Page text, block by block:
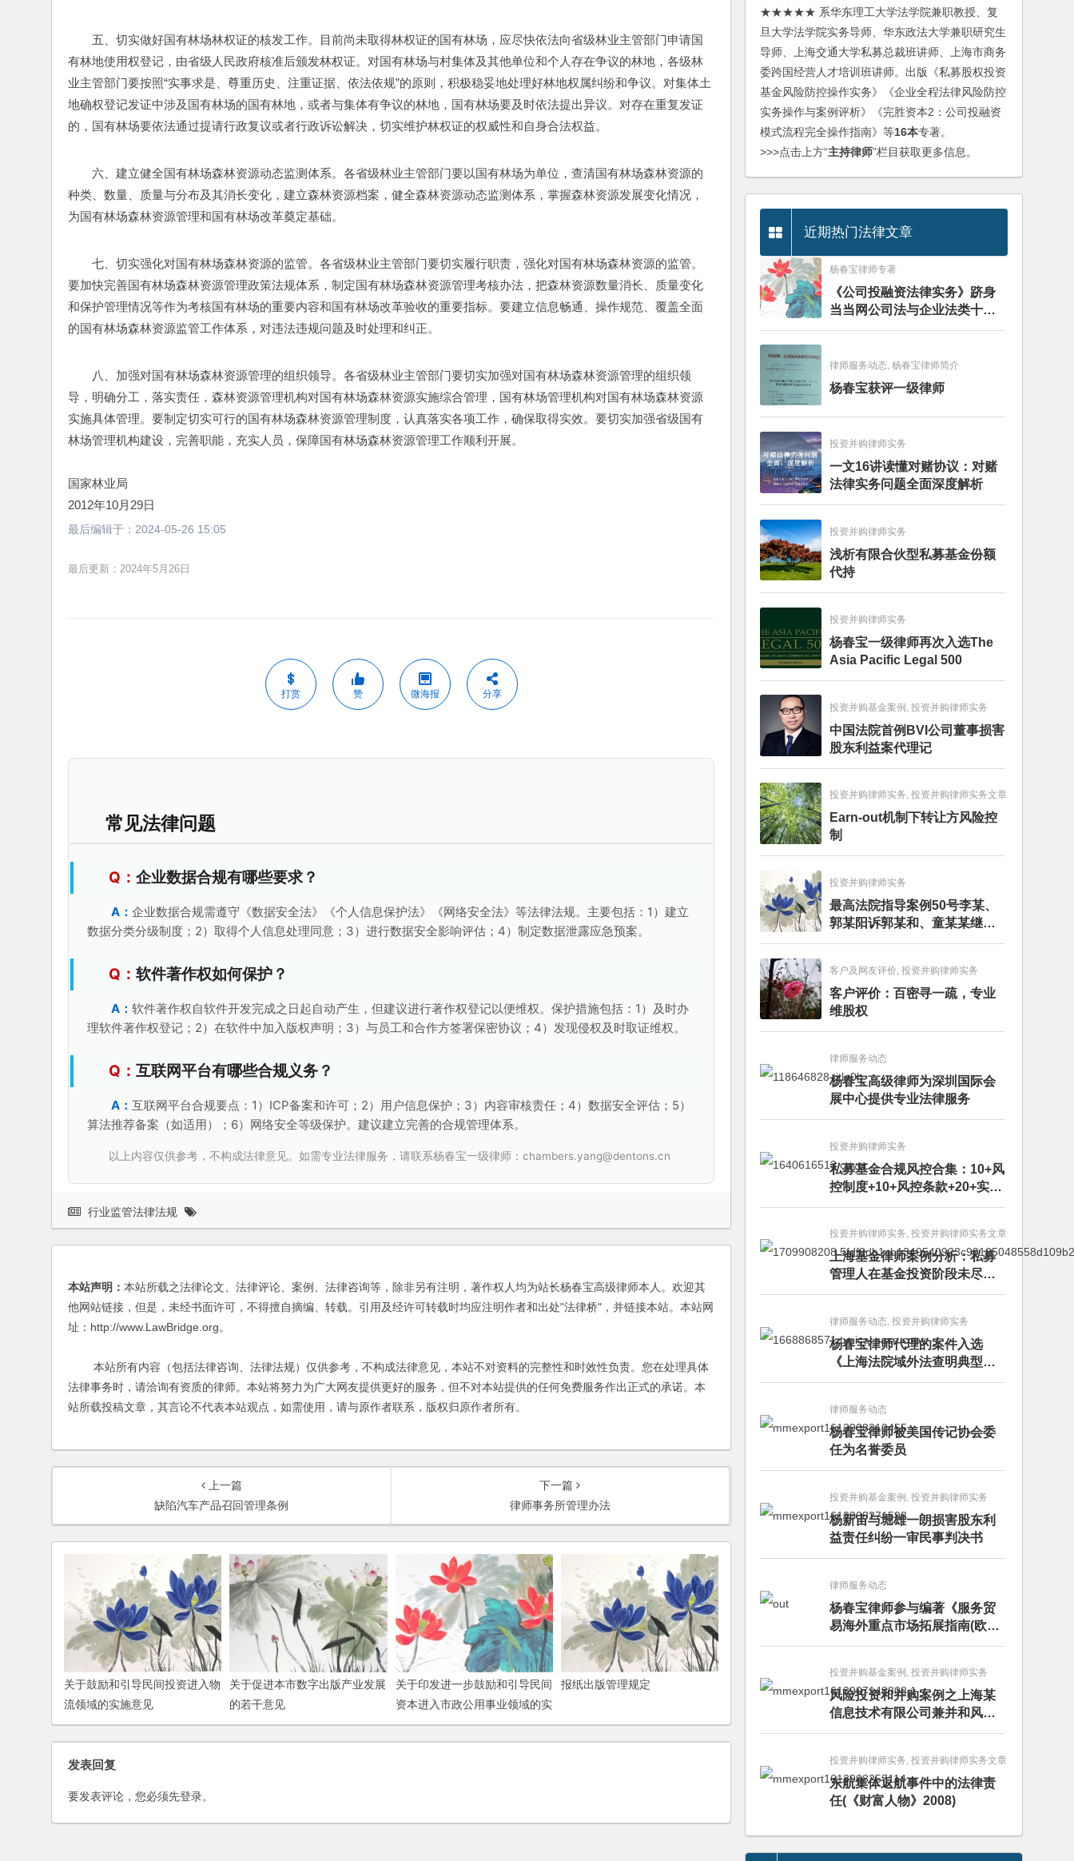
五、切实做好国有林场林权证的核发工作。目前尚未取得林权证的国有林场，应尽快依法向省级林业主管部门申请国
有林地使用权登记，由省级人民政府核准后颁发林权证。对国有林场与村集体及其他单位和个人存在争议的林地，各级林
业主管部门要按照“实事求是、尊重历史、注重证据、依法依规”的原则，积极稳妥地处理好林地权属纠纷和争议。对集体土
地确权登记发证中涉及国有林场的国有林地，或者与集体有争议的林地，国有林场要及时依法提出异议。对存在重复发证
的，国有林场要依法通过提请行政复议或者行政诉讼解决，切实维护林权证的权威性和自身合法权益。
六、建立健全国有林场森林资源动态监测体系。各省级林业主管部门要以国有林场为单位，查清国有林场森林资源的
种类、数量、质量与分布及其消长变化，建立森林资源档案，健全森林资源动态监测体系，掌握森林资源发展变化情况，
为国有林场森林资源管理和国有林场改革奠定基础。
七、切实强化对国有林场森林资源的监管。各省级林业主管部门要切实履行职责，强化对国有林场森林资源的监管。
要加快完善国有林场森林资源管理政策法规体系，制定国有林场森林资源管理考核办法，把森林资源数量消长、质量变化
和保护管理情况等作为考核国有林场的重要内容和国有林场改革验收的重要指标。要建立信息畅通、操作规范、覆盖全面
的国有林场森林资源监管工作体系，对违法违规问题及时处理和纠正。
八、加强对国有林场森林资源管理的组织领导。各省级林业主管部门要切实加强对国有林场森林资源管理的组织领
导，明确分工，落实责任，森林资源管理机构对国有林场森林资源实施综合管理，国有林场管理机构对国有林场森林资源
实施具体管理。要制定切实可行的国有林场森林资源管理制度，认真落实各项工作，确保取得实效。要切实加强省级国有
林场管理机构建设，完善职能，充实人员，保障国有林场森林资源管理工作顺利开展。
国家林业局
2012年10月29日
最后编辑于： 2024-05-26 15:05
最后更新：2024年5月26日
打赏 赞 微海报 分享
常见法律问题
企业数据合规有哪些要求？
企业数据合规需遵守《数据安全法》《个人信息保护法》《网络安全法》等法律法规。主要包括：1）建立
数据分类分级制度；2）取得个人信息处理同意；3）进行数据安全影响评估；4）制定数据泄露应急预案。
软件著作权如何保护？
软件著作权自软件开发完成之日起自动产生，但建议进行著作权登记以便维权。保护措施包括：1）及时办
理软件著作权登记；2）在软件中加入版权声明；3）与员工和合作方签署保密协议；4）发现侵权及时取证维权。
互联网平台有哪些合规义务？
互联网平台合规要点：1）ICP备案和许可；2）用户信息保护；3）内容审核责任；4）数据安全评估；5）
算法推荐备案（如适用）；6）网络安全等级保护。建议建立完善的合规管理体系。
以上内容仅供参考，不构成法律意见。如需专业法律服务，请联系杨春宝一级律师：chambers.yang@dentons.cn
行业监管法律法规
本站声明： 本站所载之法律论文、法律评论、案例、法律咨询等，除非另有注明，著作权人均为站长杨春宝高级律师本人。欢迎其
他网站链接，但是，未经书面许可，不得擅自摘编、转载。引用及经许可转载时均应注明作者和出处"法律桥"，并链接本站。本站网
址：http://www.LawBridge.org。
本站所有内容（包括法律咨询、法律法规）仅供参考，不构成法律意见，本站不对资料的完整性和时效性负责。您在处理具体
法律事务时，请洽询有资质的律师。本站将努力为广大网友提供更好的服务，但不对本站提供的任何免费服务作出正式的承诺。本
站所载投稿文章，其言论不代表本站观点，如需使用，请与原作者联系，版权归原作者所有。
上一篇
缺陷汽车产品召回管理条例
下一篇
律师事务所管理办法
关于鼓励和引导民间投资进入物
流领域的实施意见
关于促进本市数字出版产业发展
的若干意见
关于印发进一步鼓励和引导民间
资本进入市政公用事业领域的实
施意见的通知
报纸出版管理规定
发表回复
要发表评论，您必须先登录。
★★★★★ 系华东理工大学法学院兼职教授、复
旦大学法学院实务导师、华东政法大学兼职研究生
导师、上海交通大学私募总裁班讲师、上海市商务
委跨国经营人才培训班讲师。出版《私募股权投资
基金风险防控操作实务》《企业全程法律风险防控
实务操作与案例评析》《完胜资本2：公司投融资
模式流程完全操作指南》等16本专著。
>>>点击上方“主持律师”栏目获取更多信息。
近期热门法律文章
杨春宝律师专著
《公司投融资法律实务》跻身
当当网公司法与企业法类十大
畅销图书榜
律师服务动态, 杨春宝律师简介
杨春宝获评一级律师
投资并购律师实务
一文16讲读懂对赌协议：对赌
法律实务问题全面深度解析
投资并购律师实务
浅析有限合伙型私募基金份额
代持
投资并购律师实务
杨春宝一级律师再次入选The
Asia Pacific Legal 500
投资并购基金案例, 投资并购律师实务
中国法院首例BVI公司董事损害
股东利益案代理记
投资并购律师实务, 投资并购律师实务文章
Earn-out机制下转让方风险控
制
投资并购律师实务
最高法院指导案例50号李某、
郭某阳诉郭某和、童某某继承
纠纷案
客户及网友评价, 投资并购律师实务
客户评价：百密寻一疏，专业
维股权
律师服务动态
杨春宝高级律师为深圳国际会
展中心提供专业法律服务
投资并购律师实务
私募基金合规风控合集：10+风
控制度+10+风控条款+20+实务
文章+每月动态
投资并购律师实务, 投资并购律师实务文章
上海基金律师案例分析：私募
管理人在基金投资阶段未尽勤
勉义务的赔偿责任
律师服务动态, 投资并购律师实务
杨春宝律师代理的案件入选
《上海法院域外法查明典型案
例》
律师服务动态
杨春宝律师被美国传记协会委
任为名誉委员
投资并购基金案例, 投资并购律师实务
杨新宙与堀雄一朗损害股东利
益责任纠纷一审民事判决书
律师服务动态
杨春宝律师参与编著《服务贸
易海外重点市场拓展指南(欧洲
卷·意大利)》
投资并购基金案例, 投资并购律师实务
风险投资和并购案例之上海某
信息技术有限公司兼并和风险
投资服务
投资并购律师实务, 投资并购律师实务文章
东航集体返航事件中的法律责
任(《财富人物》2008)